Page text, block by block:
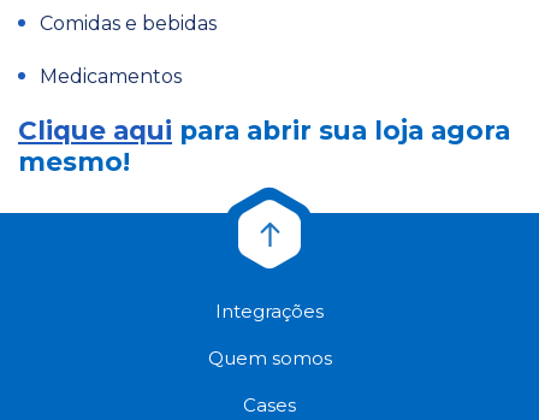
Comidas e bebidas
Medicamentos
Clique aqui para abrir sua loja agora
mesmo!
Integrações
Quem somos
Cases